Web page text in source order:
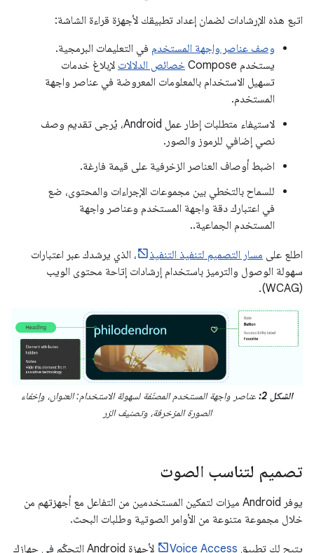
اتبع هذه الإرشادات لضمان إعداد تطبيقك لأجهزة قراءة الشاشة:
وصف عناصر واجهة المستخدم في التعليمات البرمجية.
يستخدم Compose
خصائص الدلالات لإبلاغ خدمات
تسهيل الاستخدام بالمعلومات المعروضة في عناصر واجهة
المستخدم.
لاستيفاء متطلبات إطار عمل Android، يُرجى تقديم وصف
نصي إضافي للرموز والصور.
اضبط أوصاف العناصر الزخرفية على قيمة فارغة.
للسماح بالتخطي بين مجموعات الإجراءات والمحتوى، ضع
في اعتبارك دقة واجهة المستخدم وعناصر واجهة
المستخدم الجماعية..
اطلع على مسار التصميم لتنفيذ التنفيذ
، الذي يرشدك عبر اعتبارات
سهولة الوصول والترميز باستخدام إرشادات إتاحة محتوى الويب
(WCAG).
الشكل 2:
عناصر واجهة المستخدم المصنّفة لسهولة الاستخدام: العنوان، وإخفاء
الصورة المزخرفة، وتصنيف الزر
تصميم لتناسب الصوت
يوفر Android ميزات لتمكين المستخدمين من التفاعل مع أجهزتهم من
خلال مجموعة متنوعة من الأوامر الصوتية وطلبات البحث.
يتيح لك تطبيق Voice Access لأجهزة Android التحكّم في جهازك